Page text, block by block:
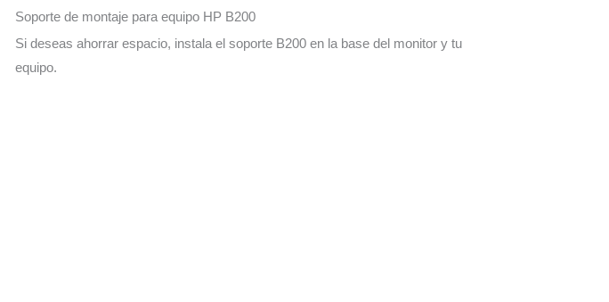
Soporte de montaje para equipo HP B200
Si deseas ahorrar espacio, instala el soporte B200 en la base del monitor y tu
equipo.